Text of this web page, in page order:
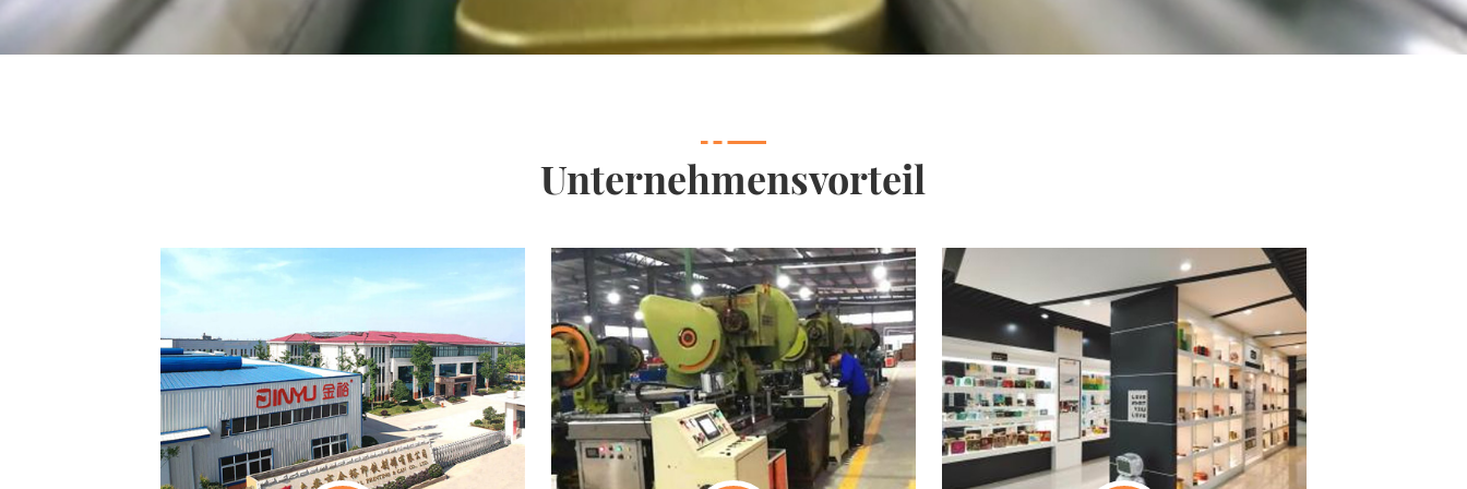
Unternehmensvorteil